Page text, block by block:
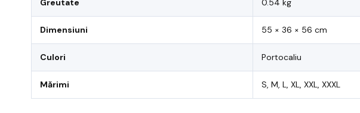
Greutate 0.54 kg
Dimensiuni 55 × 36 × 56 cm
Culori Portocaliu
Mărimi S, M, L, XL, XXL, XXXL